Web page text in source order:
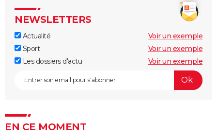
NEWSLETTERS
Actualité
Voir un exemple
Sport
Voir un exemple
Les dossiers d'actu
Voir un exemple
EN CE MOMENT